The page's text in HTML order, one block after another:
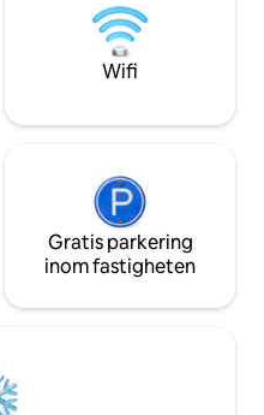
ger våra
för ditt
skogens ljud och
för att sakta ner,
komma i kontakt
Wifi
Gratis parkering
inom fastigheten